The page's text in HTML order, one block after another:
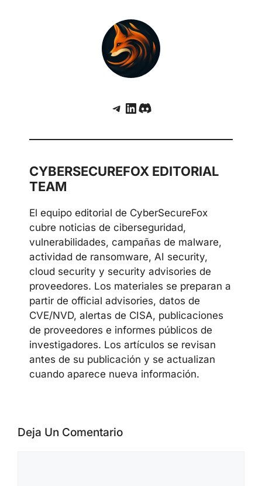
Telegram
LinkedIn
Discord
CYBERSECUREFOX EDITORIAL
TEAM
El equipo editorial de CyberSecureFox
cubre noticias de ciberseguridad,
vulnerabilidades, campañas de malware,
actividad de ransomware, AI security,
cloud security y security advisories de
proveedores. Los materiales se preparan a
partir de official advisories, datos de
CVE/NVD, alertas de CISA, publicaciones
de proveedores e informes públicos de
investigadores. Los artículos se revisan
antes de su publicación y se actualizan
cuando aparece nueva información.
Deja Un Comentario